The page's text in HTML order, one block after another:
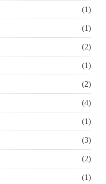
(1)
(1)
(2)
(1)
(2)
(4)
(1)
(3)
(2)
(1)